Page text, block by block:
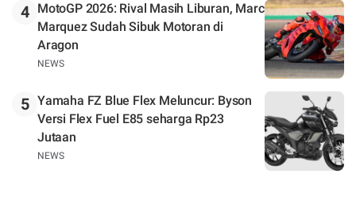
4
MotoGP 2026: Rival Masih Liburan, Marc
Marquez Sudah Sibuk Motoran di
Aragon
NEWS
5 Yamaha FZ Blue Flex Meluncur: Byson
Versi Flex Fuel E85 seharga Rp23
Jutaan
NEWS